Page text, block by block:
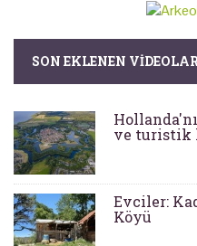
SON EKLENEN
ve turistik
Evciler:
Köyü